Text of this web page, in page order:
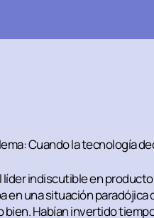
Cuando la tecnología
líder indiscutible en
en una situación
bien. Habían invertido